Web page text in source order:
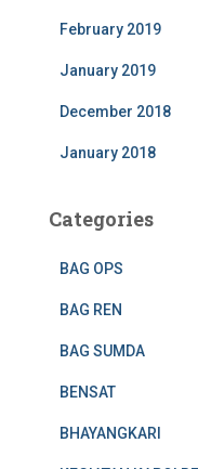
February 2019
January 2019
December 2018
January 2018
Categories
BAG OPS
BAG REN
BAG SUMDA
BENSAT
BHAYANGKARI